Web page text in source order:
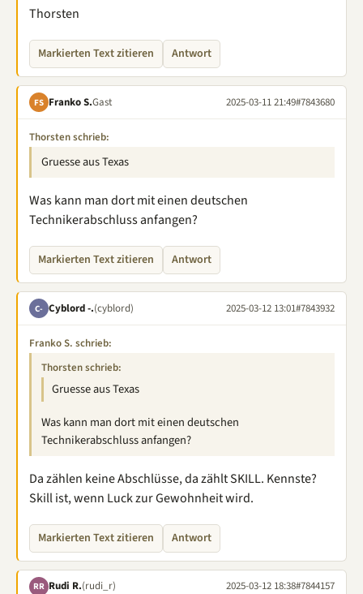
Thorsten
Markierten Text zitieren Antwort
FS Franko S.Gast 2025-03-11 21:49#7843680
Thorsten schrieb:
Gruesse aus Texas
Was kann man dort mit einen deutschen
Technikerabschluss anfangen?
Markierten Text zitieren Antwort
C- Cyblord -.(cyblord) 2025-03-12 13:01#7843932
Franko S. schrieb:
Thorsten schrieb:
Gruesse aus Texas
Was kann man dort mit einen deutschen
Technikerabschluss anfangen?
Da zählen keine Abschlüsse, da zählt SKILL. Kennste?
Skill ist, wenn Luck zur Gewohnheit wird.
Markierten Text zitieren Antwort
RR Rudi R.(rudi_r) 2025-03-12 18:38#7844157